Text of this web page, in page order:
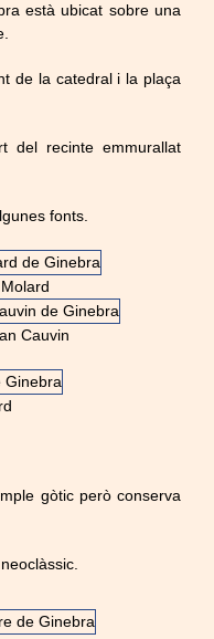
està ubicat sobre una
de la catedral i la plaça
del recinte emmurallat
fonts.
Cauvin
gòtic però conserva